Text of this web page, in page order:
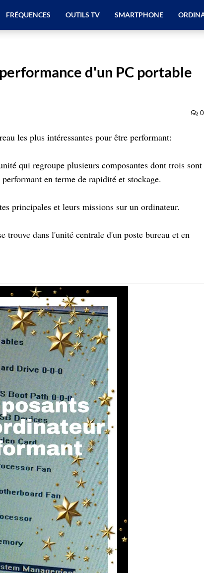
FRÉQUENCES OUTILS TV SMARTPHONE
d'un PC portable
0
les plus intéressantes pour être performant:
qui regroupe plusieurs composantes dont trois sont
en terme de rapidité et stockage.
principales et leurs missions sur un ordinateur.
trouve dans l'unité centrale d'un poste bureau et en